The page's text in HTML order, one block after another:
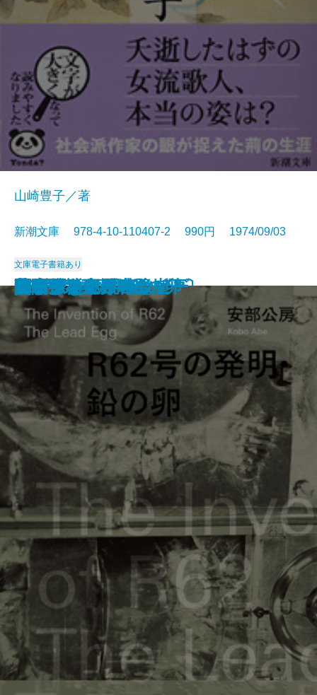
幕末動乱の男たち〔上〕
幕末動乱の男たち〔下〕
ナイン・ストーリーズ
死の枝
一の糸
ボンボンと悪夢
山彦乙女
きりぎりす
いずこより
花紋
山崎豊子／著
新潮文庫 978-4-10-110407-2 990円 1974/09/03
文庫電子書籍あり
R62号の発明・鉛の卵
フィッシュ・オン
蒼氷・神々の岩壁
笹まくら
グレート・ギャツビー
関ケ原〔下〕
関ケ原〔中〕
関ケ原〔上〕
無関係な死・時の崖
見るまえに跳べ